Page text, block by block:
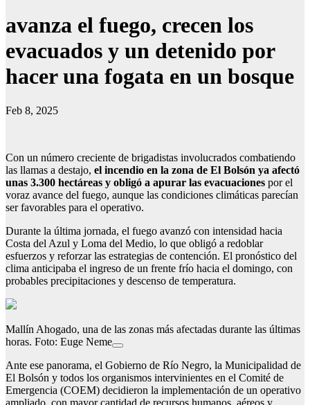
avanza el fuego, crecen los
evacuados y un detenido por
hacer una fogata en un bosque
Feb 8, 2025
Con un número creciente de brigadistas involucrados combatiendo
las llamas a destajo, el incendio en la zona de El Bolsón ya afectó
unas 3.300 hectáreas y obligó a apurar las evacuaciones por el
voraz avance del fuego, aunque las condiciones climáticas parecían
ser favorables para el operativo.
Durante la última jornada, el fuego avanzó con intensidad hacia
Costa del Azul y Loma del Medio, lo que obligó a redoblar
esfuerzos y reforzar las estrategias de contención. El pronóstico del
clima anticipaba el ingreso de un frente frío hacia el domingo, con
probables precipitaciones y descenso de temperatura.
Mallín Ahogado, una de las zonas más afectadas durante las últimas
horas. Foto: Euge Neme
Ante ese panorama, el Gobierno de Río Negro, la Municipalidad de
El Bolsón y todos los organismos intervinientes en el Comité de
Emergencia (COEM) decidieron la implementación de un operativo
ampliado, con mayor cantidad de recursos humanos, aéreos y